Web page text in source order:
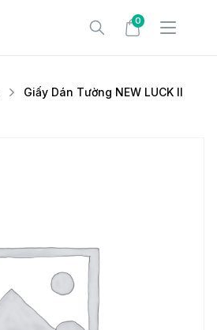
0
Giấy Dán Tường NEW LUCK II